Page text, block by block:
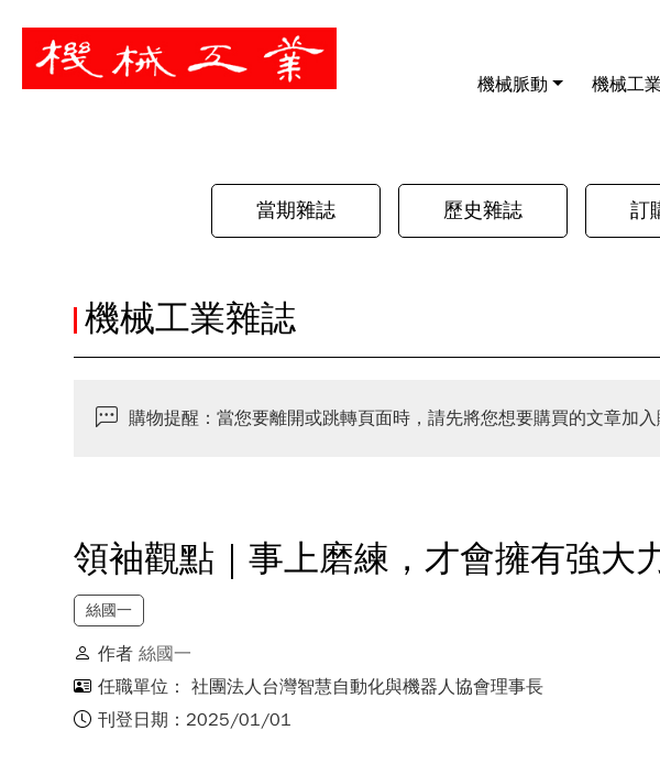
機械脈動 機械工
暫停
當期雜誌 歷史雜誌 訂
機械工業雜誌
購物提醒：當您要離開或跳轉頁面時，請先將您想要購買的文章加
領袖觀點｜事上磨練，才會擁有強大
絲國一
作者絲國一
任職單位： 社團法人台灣智慧自動化與機器人協會理事長
刊登日期：2025/01/01